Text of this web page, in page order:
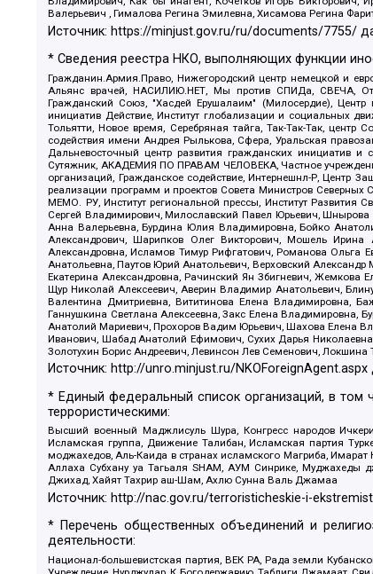
Валерьевич , Гималова Регина Эмилевна, Хисамова Регина
Источник: https://minjust.gov.ru/ru/documents/7755/
* Сведения реестра НКО, выполняющих функции
Гражданин.Армия.Право, Нижегородский центр немецкой и
Альянс врачей, НАСИЛИЮ.НЕТ, Мы против СПИДа, СВЕЧА,
Гражданский Союз, "Хасдей Ерушалаим" (Милосердие),
инициатив Действие, Институт глобализации и социальных
Тольятти, Новое время, Серебряная тайга, Так-Так-Так,
содействия имени Андрея Рылькова, Сфера, Уральская
Дальневосточный центр развития гражданских инициатив и
Сутяжник, АКАДЕМИЯ ПО ПРАВАМ ЧЕЛОВЕКА, Частное
организаций, Гражданское содействие, Интернешнл-Р, Центр
реализации программ и проектов Совета Министров
МЕМО. РУ, Институт региональной прессы, Институт Развития
Сергей Владимирович, Милославский Павел Юрьевич, Шнырова
Анна Валерьевна, Бурдина Юлия Владимировна, Бойко
Александрович, Шарипков Олег Викторович, Мошель Ирина
Александровна, Исламов Тимур Рифгатович, Романова Ольга
Анатольевна, Паутов Юрий Анатольевич, Верховский
Екатерина Александровна, Рачинский Ян Збигневич, Жемкова
Щур Николай Алексеевич, Аверин Владимир Анатольевич,
Валентина Дмитриевна, Вититинова Елена Владимировна,
Ганнушкина Светлана Алексеевна, Закс Елена Владимировна,
Анатолий Мариевич, Прохоров Вадим Юрьевич, Шахова Елена
Иванович, Шабад Анатолий Ефимович, Сухих Дарья
Золотухин Борис Андреевич, Левинсон Лев Семенович,
Источник: http://unro.minjust.ru/NKOForeignAgent.aspx
* Единый федеральный список организаций, в том
террористическими:
Высший военный Маджлисуль Шура, Конгресс народов
Исламская группа, Движение Талибан, Исламская партия
моджахедов, Аль-Каида в странах исламского Магриба,
Аллаха Субхану уа Тагьаля SHAM, АУМ Синрике, Муджахеды
Джихад, Хайят Тахрир аш-Шам, Ахлю Сунна Валь Джамаа
Источник: http://nac.gov.ru/terroristicheskie-i-
* Перечень общественных объединений и
деятельности:
Национал-большевистская партия, ВЕК РА, Рада земли